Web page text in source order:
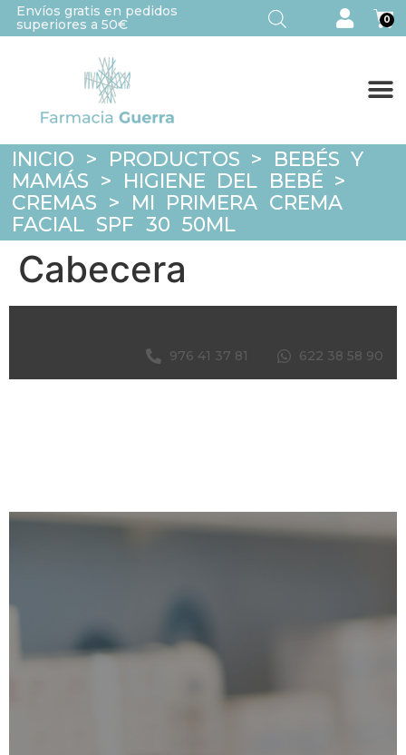
Envíos gratis en pedidos
superiores a 50€
0
INICIO > PRODUCTOS > BEBÉS Y
MAMÁS > HIGIENE DEL BEBÉ >
CREMAS > MI PRIMERA CREMA
FACIAL SPF 30 50ML
Cabecera
976 41 37 81 622 38 58 90